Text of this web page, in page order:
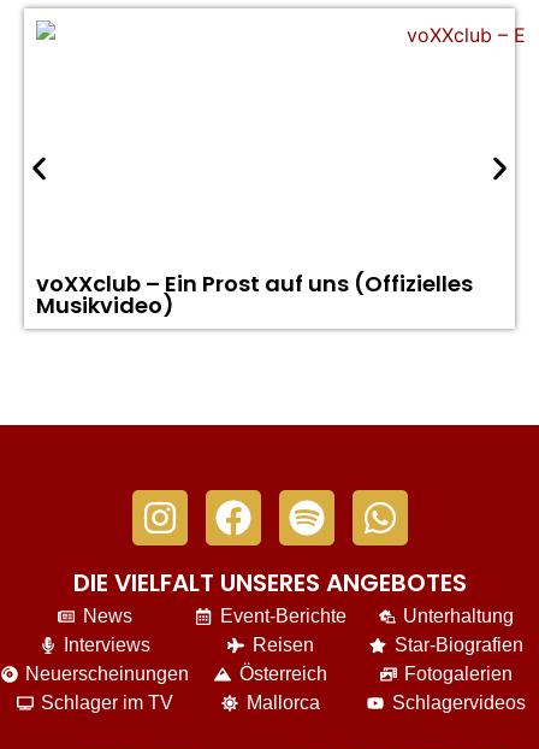
voXXclub – Ein Prost auf uns (Offizielles
Musikvideo)
DIE VIELFALT UNSERES ANGEBOTES
News
Interviews
Neuerscheinungen
Schlager im TV
Event-Berichte
Reisen
Österreich
Mallorca
Unterhaltung
Star-Biografien
Fotogalerien
Schlagervideos